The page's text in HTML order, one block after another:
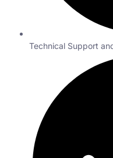
Technical Support